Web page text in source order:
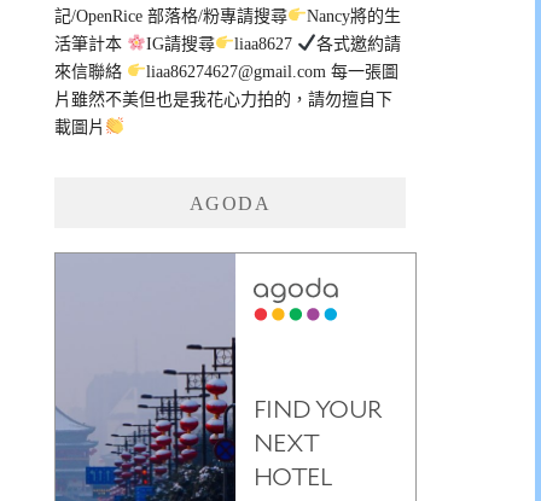
記/OpenRice 部落格/粉專請搜尋
Nancy將的生
活筆計本
IG請搜尋 liaa8627
各式邀約請
來信聯絡
liaa86274627@gmail.com 每一張圖
片雖然不美但也是我花心力拍的，請勿擅自下
載圖片
AGODA